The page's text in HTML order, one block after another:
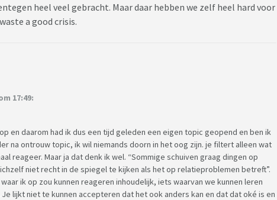
heel veel gebracht. Maar daar hebben we zelf heel hard voor
a good crisis.
17:49:
en daarom had ik dus een tijd geleden een eigen topic geopend en ben ik
na ontrouw topic, ik wil niemands doorn in het oog zijn. je filtert alleen wat
reageer. Maar ja dat denk ik wel. “Sommige schuiven graag dingen op
niet recht in de spiegel te kijken als het op relatieproblemen betreft”.
ik op zou kunnen reageren inhoudelijk, iets waarvan we kunnen leren
lijkt niet te kunnen accepteren dat het ook anders kan en dat dat oké is en